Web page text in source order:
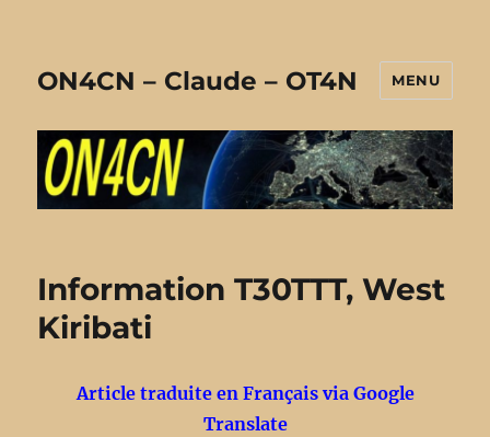
ON4CN – Claude – OT4N MENU
Information T30TTT, West
Kiribati
Article traduite en Français via Google
Translate